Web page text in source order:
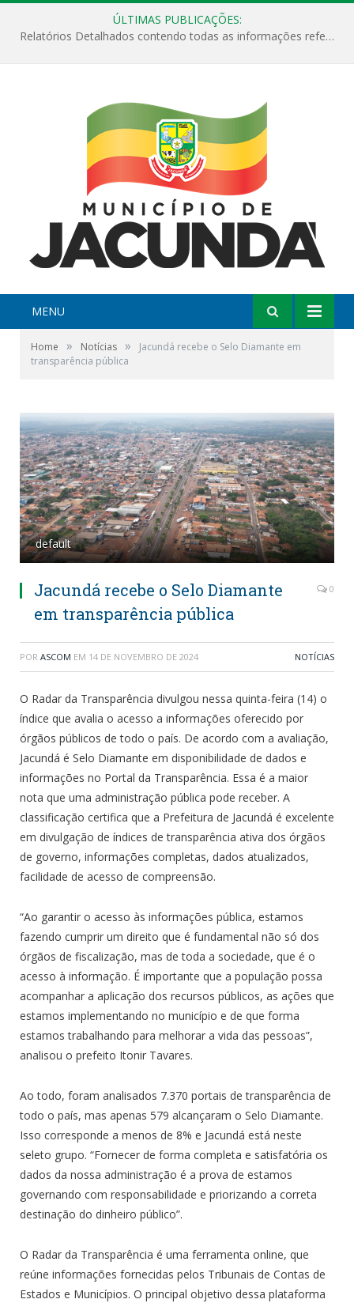
ÚLTIMAS PUBLICAÇÕES:
Relatórios Detalhados contendo todas as informações referentes a execução de recursos destinados ao fomento de projetos culturais no Município de Jacundá entre os anos de 2022 ao presente ano de 2026.
MENU
Home » Notícias »
Jacundá recebe o Selo Diamante em
transparência pública
default
Jacundá recebe o Selo Diamante
em transparência pública
0
POR ASCOM EM 14 DE NOVEMBRO DE 2024 NOTÍCIAS
O Radar da Transparência divulgou nessa quinta-feira (14) o
índice que avalia o acesso a informações oferecido por
órgãos públicos de todo o país. De acordo com a avaliação,
Jacundá é Selo Diamante em disponibilidade de dados e
informações no Portal da Transparência. Essa é a maior
nota que uma administração pública pode receber. A
classificação certifica que a Prefeitura de Jacundá é excelente
em divulgação de índices de transparência ativa dos órgãos
de governo, informações completas, dados atualizados,
facilidade de acesso de compreensão.
“Ao garantir o acesso às informações pública, estamos
fazendo cumprir um direito que é fundamental não só dos
órgãos de fiscalização, mas de toda a sociedade, que é o
acesso à informação. É importante que a população possa
acompanhar a aplicação dos recursos públicos, as ações que
estamos implementando no município e de que forma
estamos trabalhando para melhorar a vida das pessoas”,
analisou o prefeito Itonir Tavares.
Ao todo, foram analisados 7.370 portais de transparência de
todo o país, mas apenas 579 alcançaram o Selo Diamante.
Isso corresponde a menos de 8% e Jacundá está neste
seleto grupo. “Fornecer de forma completa e satisfatória os
dados da nossa administração é a prova de estamos
governando com responsabilidade e priorizando a correta
destinação do dinheiro público”.
O Radar da Transparência é uma ferramenta online, que
reúne informações fornecidas pelos Tribunais de Contas de
Estados e Municípios. O principal objetivo dessa plataforma